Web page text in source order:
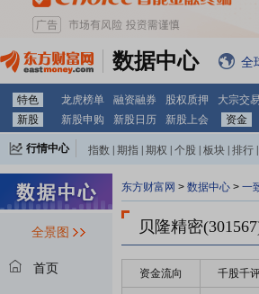
数据中心 全
特色 龙虎榜单 融资融券 股权质押 大宗交易
新股
新股申购 新股日历 新股上会 资金
行情中心 指数 期指 期权 个股 板块 排行
全景图
首页
东方财富网 > 数据中心 > 一
贝隆精密
资金流向 千股千